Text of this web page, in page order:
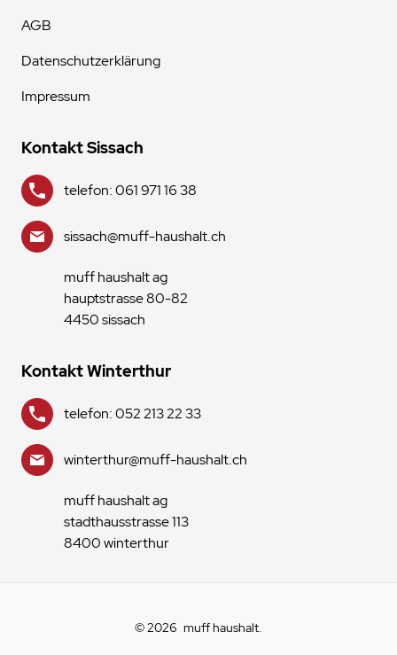
AGB
Datenschutzerklärung
Impressum
Kontakt Sissach
telefon: 061 971 16 38
sissach@muff-haushalt.ch
muff haushalt ag
hauptstrasse 80-82
4450 sissach
Kontakt Winterthur
telefon: 052 213 22 33
winterthur@muff-haushalt.ch
muff haushalt ag
stadthausstrasse 113
8400 winterthur
© 2026 muff haushalt.